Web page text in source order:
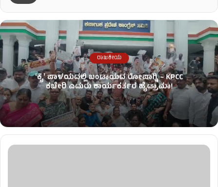
ರಾಜಕೀಯ
ʻಕೈʼ​ ಪಾಳಯದಲ್ಲಿ ಬಂಡಾಯದ ರೋಷಾಗ್ನಿ – KPCC
ಕಚೇರಿ ಎದುರು ಕಾರ್ಯಕರ್ತರ ಹೈಡ್ರಾಮಾ!